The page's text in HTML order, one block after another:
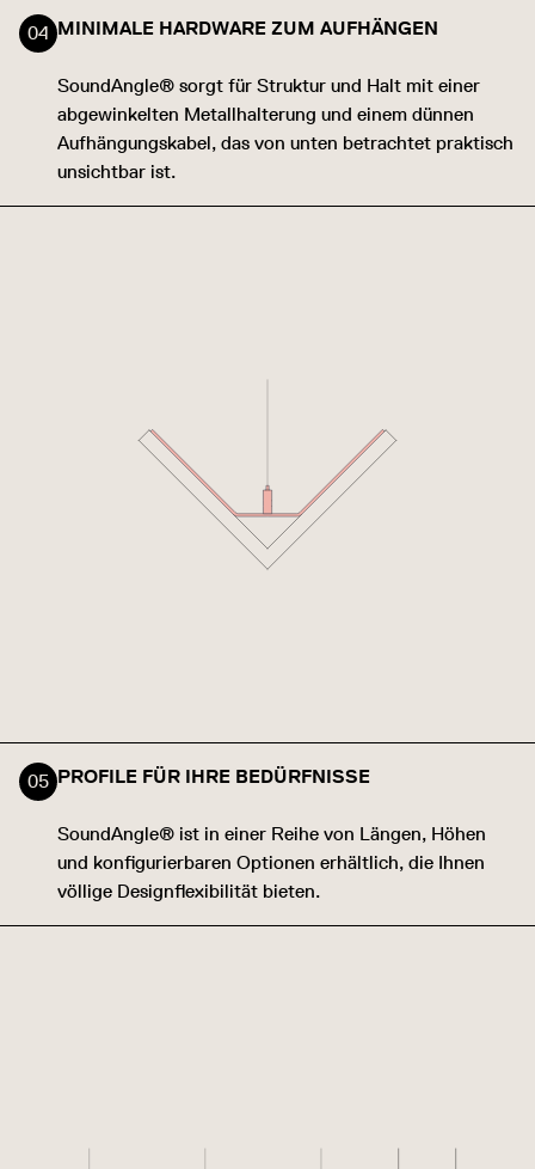
MINIMALE HARDWARE ZUM AUFHÄNGEN
SoundAngle® sorgt für Struktur und Halt mit einer
abgewinkelten Metallhalterung und einem dünnen
Aufhängungskabel, das von unten betrachtet praktisch
unsichtbar ist.
PROFILE FÜR IHRE BEDÜRFNISSE
SoundAngle® ist in einer Reihe von Längen, Höhen
und konfigurierbaren Optionen erhältlich, die Ihnen
völlige Designflexibilität bieten.